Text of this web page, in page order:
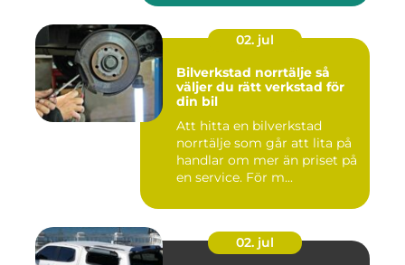
02. jul
Bilverkstad norrtälje så
väljer du rätt verkstad för
din bil
Att hitta en bilverkstad
norrtälje som går att lita på
handlar om mer än priset på
en service. För m...
02. jul